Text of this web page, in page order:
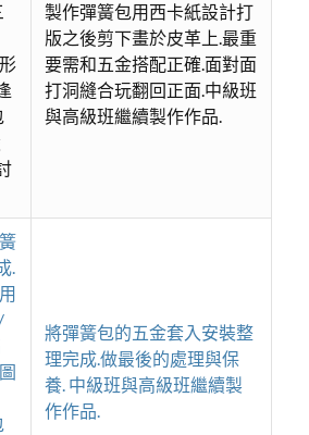
製作彈簧包用西卡紙設計打
版之後剪下畫於皮革上.最重
要需和五金搭配正確.面對面
打洞縫合玩翻回正面.中級班
與高級班繼續製作作品.
.
將彈簧包的五金套入安裝整
理完成.做最後的處理與保
養. 中級班與高級班繼續製
作作品.